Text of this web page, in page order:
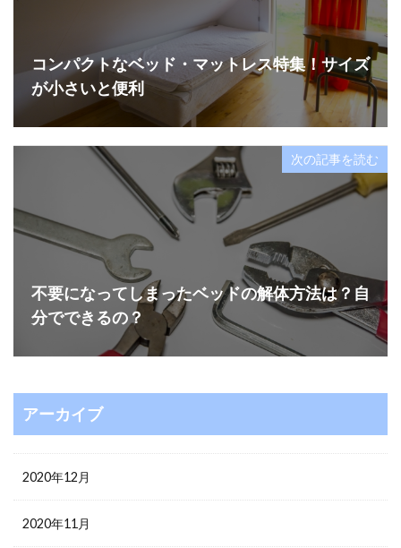
コンパクトなベッド・マットレス特集！サイズ
が小さいと便利
次の記事を読む
不要になってしまったベッドの解体方法は？自
分でできるの？
アーカイブ
2020年12月
2020年11月